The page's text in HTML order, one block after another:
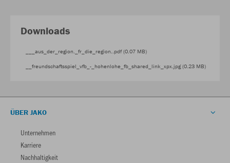
Downloads
___aus_der_region._fr_die_region..pdf (0.07 MB)
__freundschaftsspiel_vfb_-_hohenlohe_fb_shared_link_xpx.jpg (0.23 MB)
ÜBER JAKO
Unternehmen
Karriere
Nachhaltigkeit